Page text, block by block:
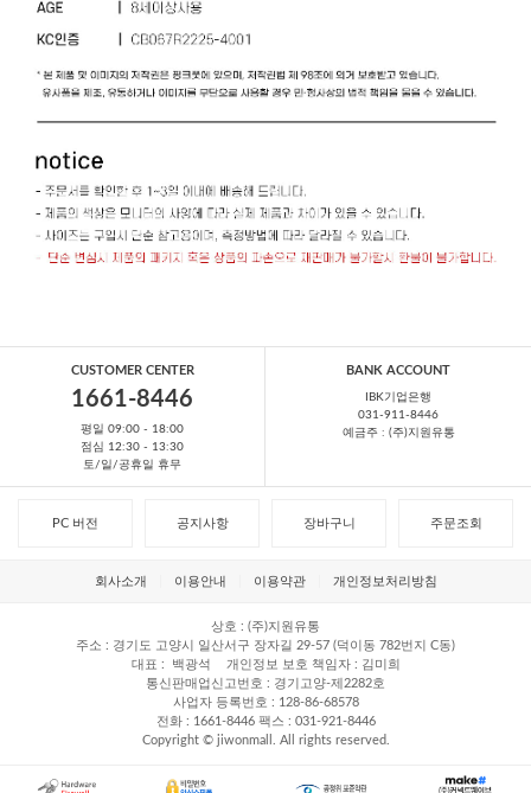
CUSTOMER CENTER
1661-8446
평일 09:00 - 18:00
점심 12:30 - 13:30
토/일/공휴일 휴무
BANK ACCOUNT
IBK기업은행
031-911-8446
예금주 : (주)지원유통
PC 버전 공지사항 장바구니 주문조회
회사소개 이용안내 이용약관 개인정보처리방침
상호
(주)지원유통
주소
경기도 고양시 일산서구 장자길 29-57 (덕이동 782번지 C동)
대표
백광석 개인정보 보호 책임자
김미희
통신판매업신고번호
경기고양-제2282호
사업자 등록번호
128-86-68578
전화
1661-8446 팩스
031-921-8446
Copyright © jiwonmall. All rights reserved.